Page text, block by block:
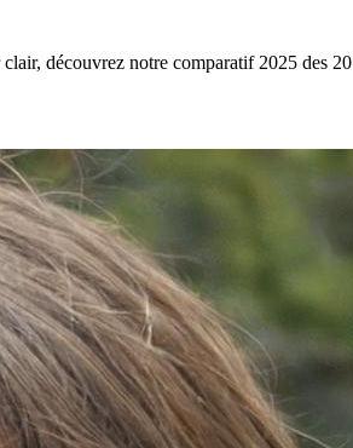
découvrez notre comparatif 2025 des